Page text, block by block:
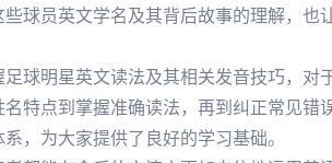
球员英文学名及其背后故事的理解，也
球明星英文读法及其相关发音技巧，对
特点到掌握准确读法，再到纠正常见
，为大家提供了良好的学习基础。